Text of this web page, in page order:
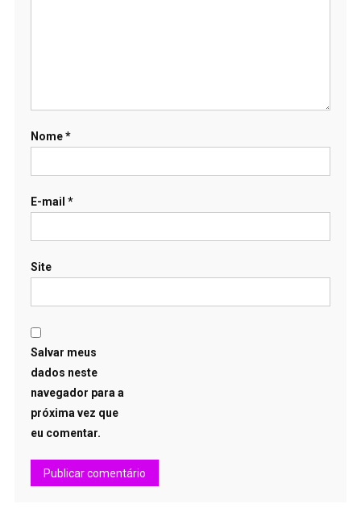
Nome*
E-mail *
Site
Salvar meus
dados neste
navegador para a
próxima vez que
eu comentar.